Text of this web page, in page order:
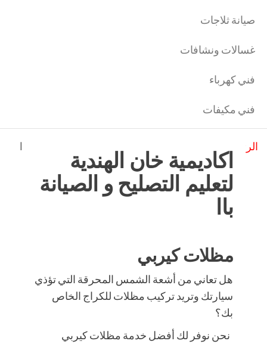
صيانة ثلاجات
غسالات ونشافات
فني كهرباء
فني مكيفات
الرئيسية اكاديمية خان الهندية لتعليم التصليح و الصيانة باا
اكاديمية خان الهندية
لتعليم التصليح و الصيانة
باا
مظلات كيربي
هل تعاني من أشعة الشمس المحرقة التي تؤذي
سيارتك وتريد تركيب مظلات للكراج الخاص
بك؟
نحن نوفر لك أفضل خدمة مظلات كيربي